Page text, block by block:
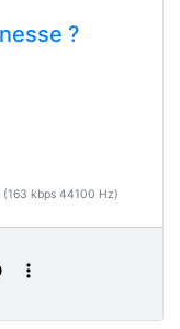
?
kbps 44100 Hz)